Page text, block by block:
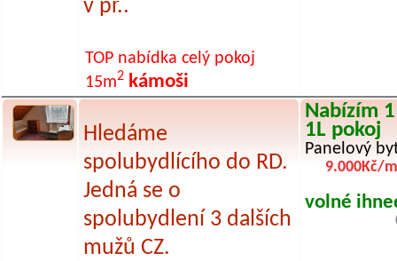
v př..
TOP nabídka celý pokoj
15m2 kámoši
Hledáme
spolubydlícího do RD.
Jedná se o
spolubydlení 3 dalších
mužů CZ.
Nabízím
1L pokoj
Panelový
9.000Kč/
volné